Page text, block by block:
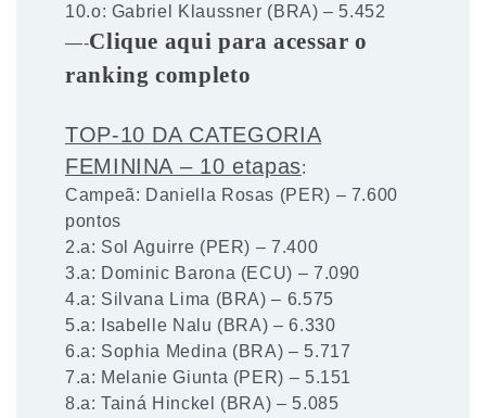
10.o: Gabriel Klaussner (BRA) – 5.452
—-Clique aqui para acessar o
ranking completo
TOP-10 DA CATEGORIA
FEMININA – 10 etapas:
Campeã: Daniella Rosas (PER) – 7.600
pontos
2.a: Sol Aguirre (PER) – 7.400
3.a: Dominic Barona (ECU) – 7.090
4.a: Silvana Lima (BRA) – 6.575
5.a: Isabelle Nalu (BRA) – 6.330
6.a: Sophia Medina (BRA) – 5.717
7.a: Melanie Giunta (PER) – 5.151
8.a: Tainá Hinckel (BRA) – 5.085